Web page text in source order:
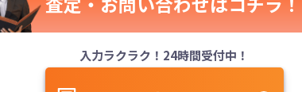
入力ラクラク！24時間受付中！